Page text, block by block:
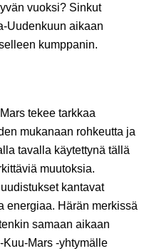
vuoksi? Sinkut
Uudenkuun aikaan
kumppanin.
tekee tarkkaa
mukanaan rohkeutta ja
tavalla käytettynä tällä
muutoksia.
kantavat
energiaa. Härän merkissä
samaan aikaan
Mars -yhtymälle